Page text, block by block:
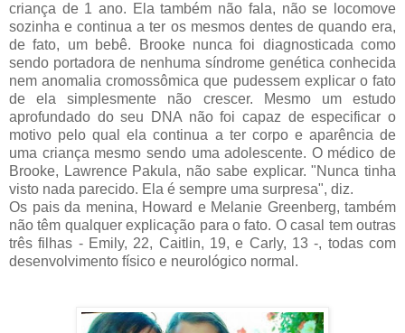
criança de 1 ano. Ela também não fala, não se locomove
sozinha e continua a ter os mesmos dentes de quando era,
de fato, um bebê. Brooke nunca foi diagnosticada como
sendo portadora de nenhuma síndrome genética conhecida
nem anomalia cromossômica que pudessem explicar o fato
de ela simplesmente não crescer. Mesmo um estudo
aprofundado do seu DNA não foi capaz de especificar o
motivo pelo qual ela continua a ter corpo e aparência de
uma criança mesmo sendo uma adolescente. O médico de
Brooke, Lawrence Pakula, não sabe explicar. "Nunca tinha
visto nada parecido. Ela é sempre uma surpresa", diz.
Os pais da menina, Howard e Melanie Greenberg, também
não têm qualquer explicação para o fato. O casal tem outras
três filhas - Emily, 22, Caitlin, 19, e Carly, 13 -, todas com
desenvolvimento físico e neurológico normal.